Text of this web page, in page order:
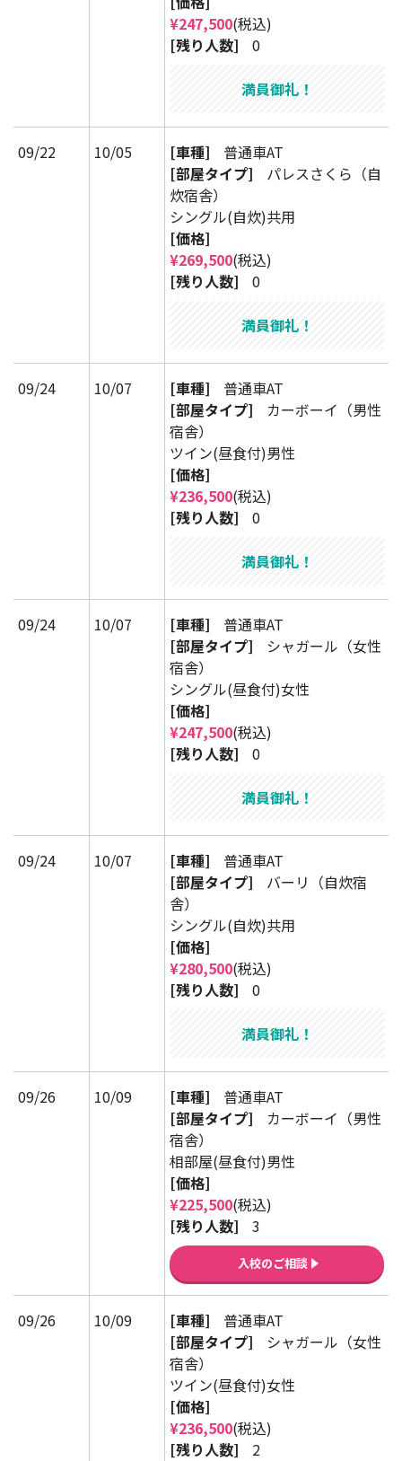
¥247,500(税込)
[残り人数]
0
満員御礼！
09/22 10/05 [車種]
普通車AT
[部屋タイプ]
パレスさくら（自
炊宿舎）
シングル(自炊)共用
[価格]
¥269,500(税込)
[残り人数]
0
満員御礼！
09/24 10/07 [車種]
普通車AT
[部屋タイプ]
カーボーイ（男性
宿舎）
ツイン(昼食付)男性
[価格]
¥236,500(税込)
[残り人数]
0
満員御礼！
09/24 10/07 [車種]
普通車AT
[部屋タイプ]
シャガール（女性
宿舎）
シングル(昼食付)女性
[価格]
¥247,500(税込)
[残り人数]
0
満員御礼！
09/24 10/07 [車種]
普通車AT
[部屋タイプ]
バーリ（自炊宿
舎）
シングル(自炊)共用
[価格]
¥280,500(税込)
[残り人数]
0
満員御礼！
09/26 10/09 [車種]
普通車AT
[部屋タイプ]
カーボーイ（男性
宿舎）
相部屋(昼食付)男性
[価格]
¥225,500(税込)
[残り人数]
3
入校のご相談
09/26 10/09 [車種]
普通車AT
[部屋タイプ]
シャガール（女性
宿舎）
ツイン(昼食付)女性
[価格]
¥236,500(税込)
[残り人数]
2